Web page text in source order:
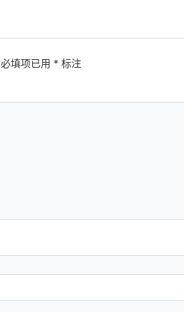
必填项已用 * 标注